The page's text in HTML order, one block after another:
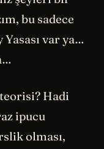
bu sadece
var ya…
Hadi
ipucu
olması,